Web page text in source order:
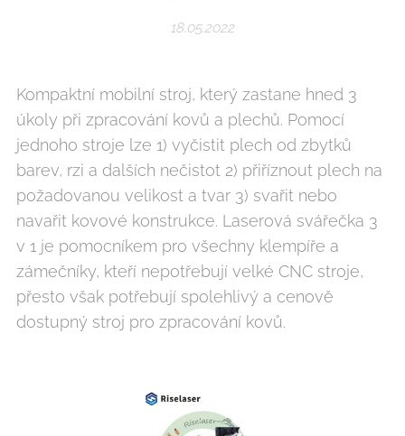
18.05.2022
Kompaktní mobilní stroj, který zastane hned 3
úkoly při zpracování kovů a plechů. Pomocí
jednoho stroje lze 1) vyčistit plech od zbytků
barev, rzi a dalších nečistot 2) přiříznout plech na
požadovanou velikost a tvar 3) svařit nebo
navařit kovové konstrukce. Laserová svářečka 3
v 1 je pomocníkem pro všechny klempíře a
zámečníky, kteří nepotřebují velké CNC stroje,
přesto však potřebují spolehlivý a cenově
dostupný stroj pro zpracování kovů.